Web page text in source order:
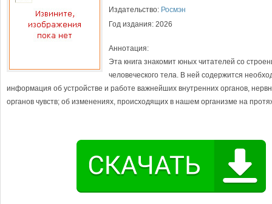
Издательство: Росмэн
Год издания: 2026
Аннотация:
Эта книга знакомит юных читателей со
человеческого тела. В ней содержится
информация об устройстве и работе важнейших внутренних органов,
органов чувств; об изменениях, происходящих в нашем организме на